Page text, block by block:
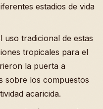
estadios de vida
tradicional de estas
tropicales para el
la puerta a
sobre los compuestos
acaricida.